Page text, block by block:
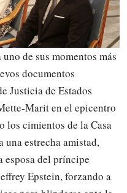
de sus momentos más
documentos
Justicia de Estados
Marit en el epicentro
los cimientos de la Casa
una estrecha amistad,
esposa del príncipe
Epstein, forzando a